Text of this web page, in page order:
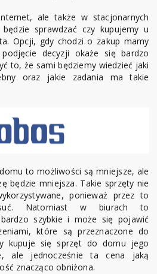
ale także w stacjonarnych
sprawdzać czy kupujemy u
Opcji, gdy chodzi o zakup mamy
decyzji okaże się bardzo
to, że sami będziemy wiedzieć jaki
oraz jakie zadania ma takie
to możliwości są mniejsze, ale
będzie mniejsza. Takie sprzęty nie
ponieważ przez to
Natomiast w biurach to
szybkie i może się pojawić
które są przeznaczone do
kupuje się sprzęt do domu jego
ale jednocześnie ta cena jaką
znacząco obniżona.